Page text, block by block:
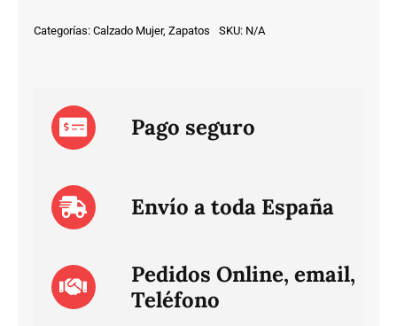
confort
Categorías: Calzado Mujer, Zapatos SKU: N/A
Pago seguro
Envío a toda España
Pedidos Online, email,
Teléfono